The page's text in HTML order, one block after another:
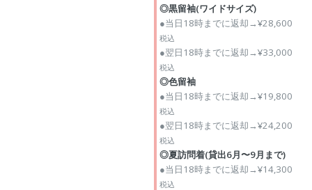
◎黒留袖(ワイドサイズ)
●当日18時までに返却→¥28,600
税込
●翌日18時までに返却→¥33,000
税込
◎色留袖
●当日18時までに返却→¥19,800
税込
●翌日18時までに返却→¥24,200
税込
◎夏訪問着(貸出6月〜9月まで)
●当日18時までに返却→¥14,300
税込